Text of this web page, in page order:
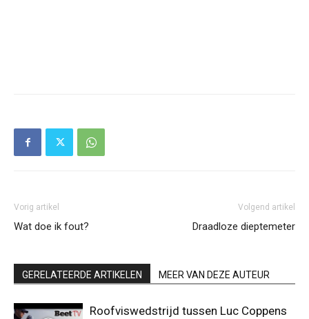
Vorig artikel
Wat doe ik fout?
Volgend artikel
Draadloze dieptemeter
GERELATEERDE ARTIKELEN MEER VAN DEZE AUTEUR
Roofviswedstrijd tussen Luc Coppens